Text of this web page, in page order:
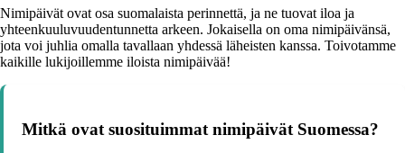
Nimipäivät ovat osa suomalaista perinnettä, ja ne tuovat iloa ja
yhteenkuuluvuudentunnetta arkeen. Jokaisella on oma nimipäivänsä,
jota voi juhlia omalla tavallaan yhdessä läheisten kanssa. Toivotamme
kaikille lukijoillemme iloista nimipäivää!
Mitkä ovat suosituimmat nimipäivät Suomessa?